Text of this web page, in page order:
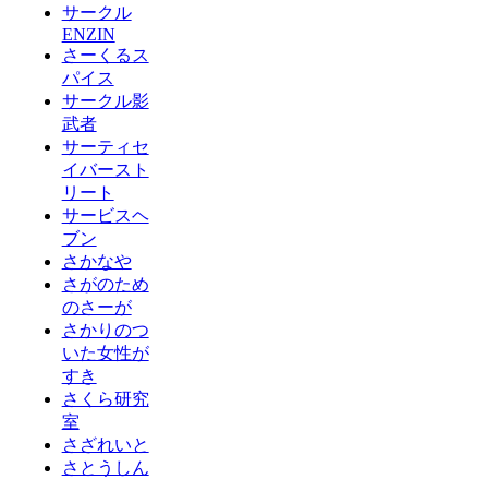
サークル
ENZIN
さーくるス
パイス
サークル影
武者
サーティセ
イバースト
リート
サービスヘ
ブン
さかなや
さがのため
のさーが
さかりのつ
いた女性が
すき
さくら研究
室
さざれいと
さとうしん